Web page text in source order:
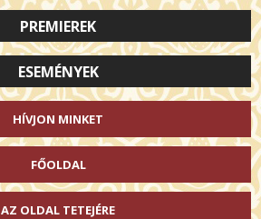
PREMIEREK
ESEMÉNYEK
HÍVJON MINKET
FŐOLDAL
AZ OLDAL TETEJÉRE